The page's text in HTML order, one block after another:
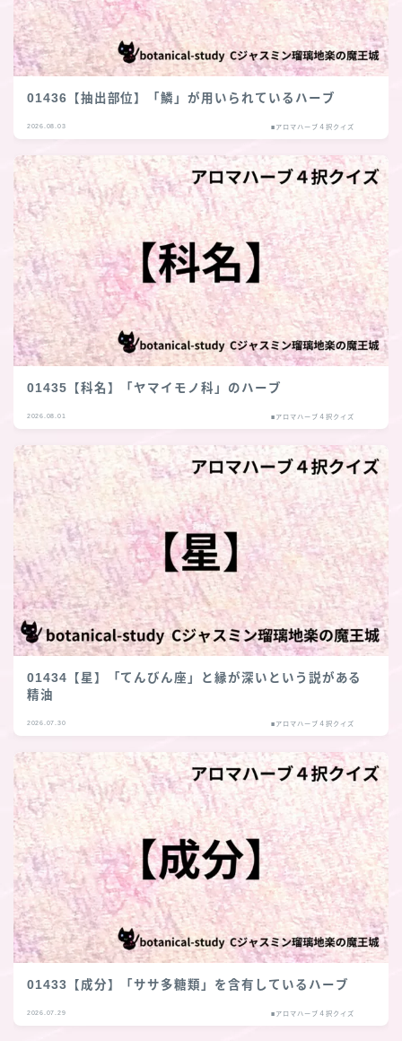
01436【抽出部位】「鱗」が用いられているハーブ
2026.08.03 ■アロマハーブ４択クイズ
01435【科名】「ヤマイモノ科」のハーブ
2026.08.01 ■アロマハーブ４択クイズ
01434【星】「てんびん座」と縁が深いという説がある
精油
2026.07.30 ■アロマハーブ４択クイズ
01433【成分】「ササ多糖類」を含有しているハーブ
2026.07.29 ■アロマハーブ４択クイズ